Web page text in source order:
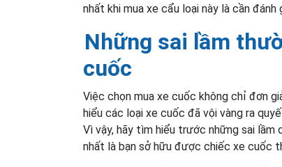
nhất khi mua xe cẩu loại này là cần
Những sai lầm
cuốc
Việc chọn mua xe cuốc không chỉ đơn
hiểu các loại xe cuốc đã vội vàng ra
Vì vậy, hãy tìm hiểu trước những sai
nhất là bạn sở hữu được chiếc xe cuốc